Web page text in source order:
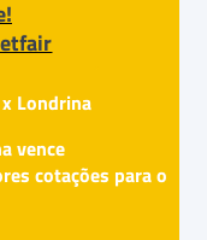
Londrina
vence
cotações para o